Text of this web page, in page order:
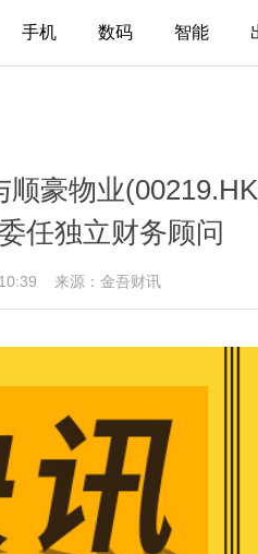
手机 数码 智能
豪物业
任独立财务顾问
来源：金吾财讯